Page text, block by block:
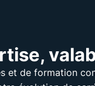
et de formation